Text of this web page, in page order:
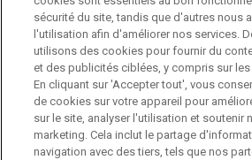
Branch Manager Namur
Namur Temps plein
Branch Manager Anderlecht
Anderlecht Temps plein
sécurité du site, tandis que d'autres nous
l'utilisation afin d'améliorer nos services.
utilisons des cookies pour fournir du
et des publicités ciblées, y compris sur
En cliquant sur 'Accepter tout', vous
de cookies sur votre appareil pour
sur le site, analyser l'utilisation et soutenir
marketing. Cela inclut le partage
navigation avec des tiers, tels que nos